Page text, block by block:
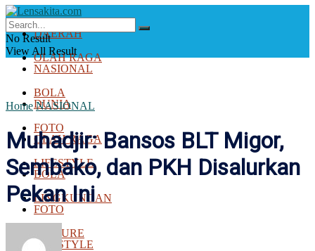
DUNIA
OLAH RAGA
BOLA
FOTO
LIFESTYLE
LINGKUNGAN
FEATURE
DAERAH
NASIONAL
DUNIA
OLAH RAGA
BOLA
FOTO
LIFESTYLE
No Result
View All Result
Home NASIONAL
Muhadjir: Bansos BLT Migor,
Sembako, dan PKH Disalurkan
Pekan Ini